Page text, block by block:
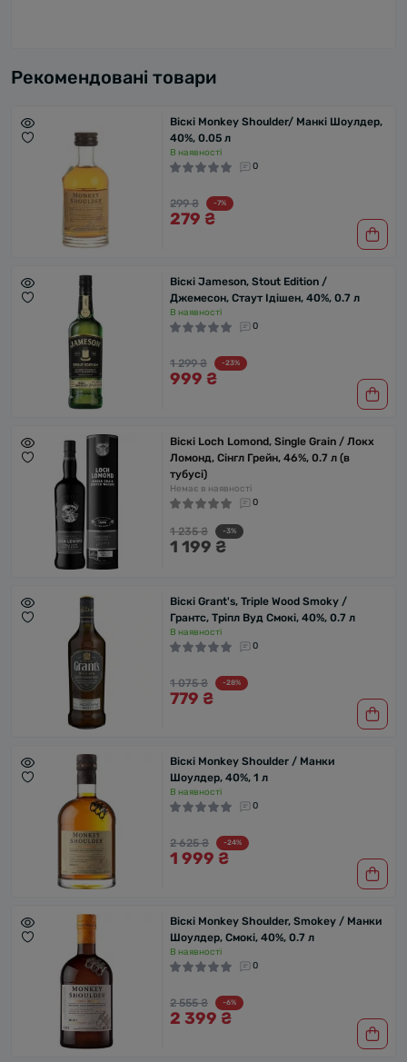
Рекомендовані товари
Віскі Monkey Shoulder/ Манкі Шоулдер,
40%, 0.05 л
В наявності
0
299 ₴ -7%
279 ₴
Віскі Jameson, Stout Edition /
Джемесон, Стаут Ідішен, 40%, 0.7 л
В наявності
0
1 299 ₴ -23%
999 ₴
Віскі Loch Lomond, Single Grain / Локх
Ломонд, Сінгл Грейн, 46%, 0.7 л (в
тубусі)
Немає в наявності
0
1 235 ₴ -3%
1 199 ₴
Віскі Grant's, Triple Wood Smoky /
Грантс, Тріпл Вуд Смокі, 40%, 0.7 л
В наявності
0
1 075 ₴ -28%
779 ₴
Віскі Monkey Shoulder / Манки
Шоулдер, 40%, 1 л
В наявності
0
2 625 ₴ -24%
1 999 ₴
Віскі Monkey Shoulder, Smokey / Манки
Шоулдер, Cмокі, 40%, 0.7 л
В наявності
0
2 555 ₴ -6%
2 399 ₴